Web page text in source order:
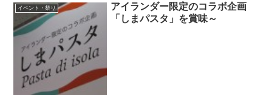
イベント・祭り
アイランダー限定のコラボ企画
「しまパスタ」を賞味～